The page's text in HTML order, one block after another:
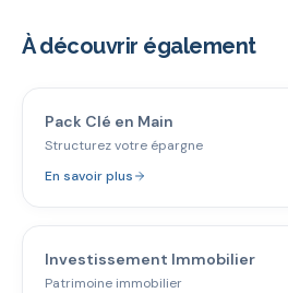
À découvrir également
Pack Clé en Main
Structurez votre épargne
En savoir plus
Investissement Immobilier
Patrimoine immobilier